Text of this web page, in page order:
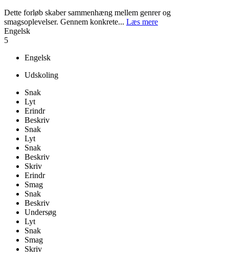
Dette forløb skaber sammenhæng mellem genrer og
smagsoplevelser. Gennem konkrete... Læs mere
Engelsk
5
Engelsk
Udskoling
Snak
Lyt
Erindr
Beskriv
Snak
Lyt
Snak
Beskriv
Skriv
Erindr
Smag
Snak
Beskriv
Undersøg
Lyt
Snak
Smag
Skriv